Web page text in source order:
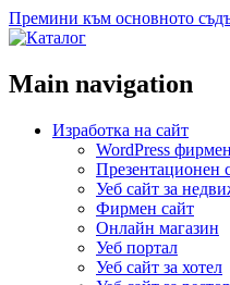
Премини към основното
Main navigation
Изработка на сайт
WordPress
Презентационен
Уеб сайт за
Фирмен сайт
Онлайн магазин
Уеб портал
Уеб сайт за хотел